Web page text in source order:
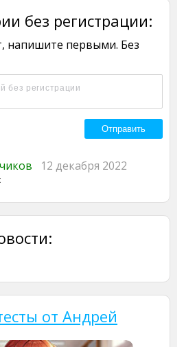
без регистрации:
напишите первыми. Без
12 декабря 2022
от Андрей